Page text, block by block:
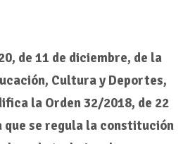
de 11 de diciembre, de la
Cultura y Deportes,
la Orden 32/2018, de 22
que se regula la constitución